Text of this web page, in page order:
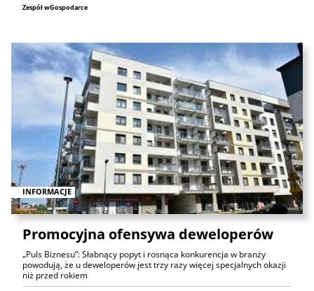
Zespół wGospodarce
INFORMACJE
Promocyjna ofensywa deweloperów
„Puls Biznesu”: Słabnący popyt i rosnąca konkurencja w branży
powodują, że u deweloperów jest trzy razy więcej specjalnych okazji
niż przed rokiem